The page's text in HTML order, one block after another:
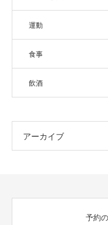
運動
食事
飲酒
アーカイブ
予約